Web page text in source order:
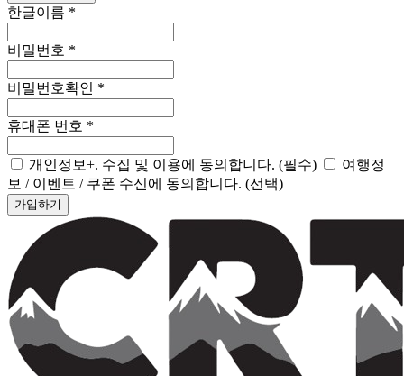
한글이름 *
비밀번호 *
비밀번호확인 *
휴대폰 번호 *
개인정보+. 수집 및 이용에 동의합니다. (필수)
여행정
보 / 이벤트 / 쿠폰 수신에 동의합니다. (선택)
가입하기